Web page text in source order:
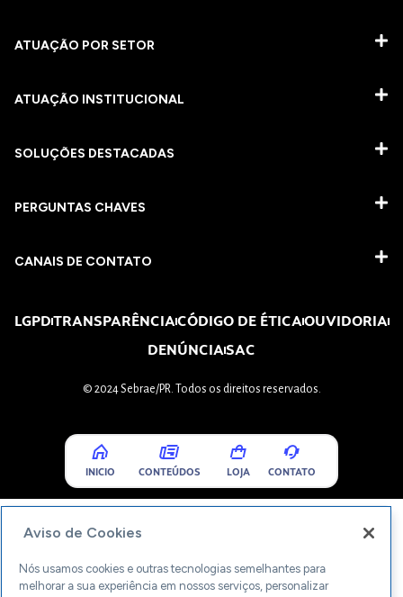
ATUAÇÃO POR SETOR
ATUAÇÃO INSTITUCIONAL
SOLUÇÕES DESTACADAS
PERGUNTAS CHAVES​
CANAIS DE CONTATO
LGPDTRANSPARÊNCIACÓDIGO DE ÉTICAOUVIDORIA
DENÚNCIASAC
© 2024 Sebrae/PR. Todos os direitos reservados.
INICIO CONTEÚDOS LOJA CONTATO
Aviso de Cookies
Nós usamos cookies e outras tecnologias semelhantes para
melhorar a sua experiência em nossos serviços, personalizar